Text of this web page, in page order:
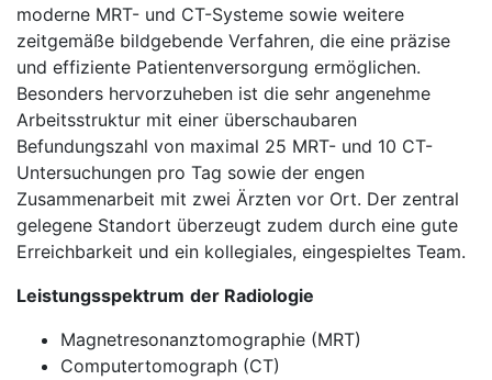
moderne MRT- und CT-Systeme sowie weitere
zeitgemäße bildgebende Verfahren, die eine präzise
und effiziente Patientenversorgung ermöglichen.
Besonders hervorzuheben ist die sehr angenehme
Arbeitsstruktur mit einer überschaubaren
Befundungszahl von maximal 25 MRT- und 10 CT-
Untersuchungen pro Tag sowie der engen
Zusammenarbeit mit zwei Ärzten vor Ort. Der zentral
gelegene Standort überzeugt zudem durch eine gute
Erreichbarkeit und ein kollegiales, eingespieltes Team.
Leistungsspektrum der Radiologie
Magnetresonanztomographie (MRT)
Computertomograph (CT)